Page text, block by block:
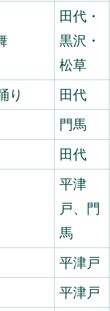
田代・
黒沢・
松草
り
田代
門馬
田代
平津
戸、門
馬
平津戸
平津戸